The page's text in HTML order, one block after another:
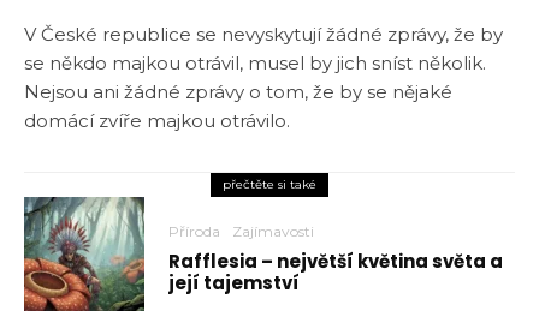
V České republice se nevyskytují žádné zprávy, že by
se někdo majkou otrávil, musel by jich sníst několik.
Nejsou ani žádné zprávy o tom, že by se nějaké
domácí zvíře majkou otrávilo.
přečtěte si také
Příroda Zajímavosti
Rafflesia – největší květina světa a
její tajemství